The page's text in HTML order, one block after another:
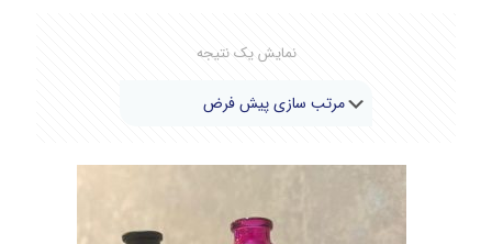
نمایش یک نتیجه